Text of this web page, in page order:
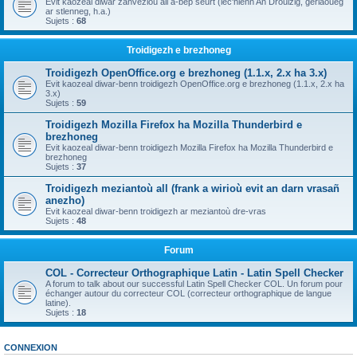
ar stlenneg, h.a.)
Sujets : 68
Troidigezh e brezhoneg
Troidigezh OpenOffice.org e brezhoneg (1.1.x, 2.x ha 3.x)
Evit kaozeal diwar-benn troidigezh OpenOffice.org e brezhoneg (1.1.x, 2.x ha
3.x)
Sujets : 59
Troidigezh Mozilla Firefox ha Mozilla Thunderbird e
brezhoneg
Evit kaozeal diwar-benn troidigezh Mozilla Firefox ha Mozilla Thunderbird e
brezhoneg
Sujets : 37
Troidigezh meziantoù all (frank a wirioù evit an darn vrasañ
anezho)
Evit kaozeal diwar-benn troidigezh ar meziantoù dre-vras
Sujets : 48
Forum
COL - Correcteur Orthographique Latin - Latin Spell Checker
A forum to talk about our successful Latin Spell Checker COL. Un forum pour
échanger autour du correcteur COL (correcteur orthographique de langue
latine).
Sujets : 18
CONNEXION